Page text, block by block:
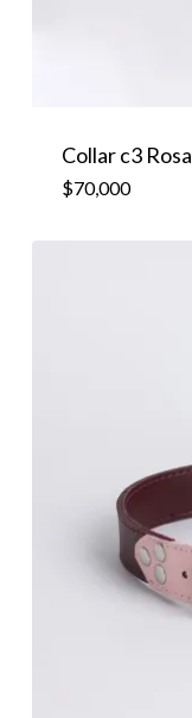
Collar c3
$70,000